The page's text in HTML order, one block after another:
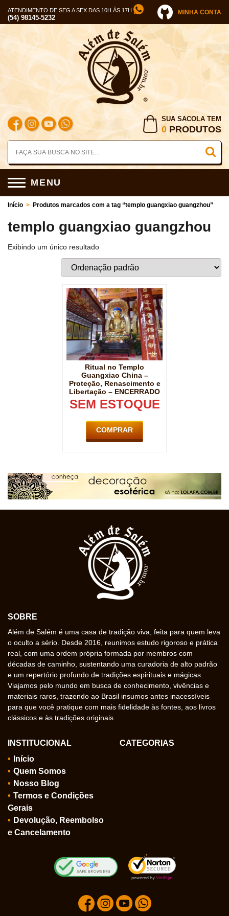
ATENDIMENTO DE SEG A SEX DAS 10H ÀS 17H
(54) 98145-5232
MINHA CONTA
SUA SACOLA TEM
0 PRODUTOS
MENU
Início > Produtos marcados com a tag “templo guangxiao guangzhou”
templo guangxiao guangzhou
Exibindo um único resultado
Ritual no Templo
Guangxiao China –
Proteção, Renascimento e
Libertação – ENCERRADO
SEM ESTOQUE
COMPRAR
SOBRE
Além de Salém é uma casa de tradição viva, feita para quem leva
o oculto a sério. Desde 2016, reunimos estudo rigoroso e prática
real, com uma ordem própria formada por membros com
décadas de caminho, sustentando uma curadoria de alto padrão
e um repertório profundo de tradições espirituais e mágicas.
Viajamos pelo mundo em busca de conhecimento, vivências e
materiais raros, trazendo ao Brasil insumos antes inacessíveis
para que você pratique com mais fidelidade às fontes, aos livros
clássicos e às tradições originais.
INSTITUCIONAL
Início
Quem Somos
Nosso Blog
Termos e Condições
Gerais
Devolução, Reembolso
e Cancelamento
CATEGORIAS